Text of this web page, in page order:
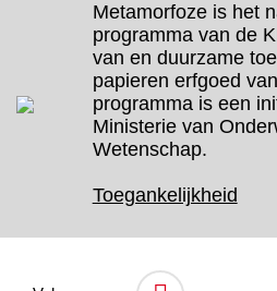
Metamorfoze is het
programma van de
van en duurzame
papieren erfgoed
programma is een
Ministerie van
Wetenschap.
Toegankelijkheid